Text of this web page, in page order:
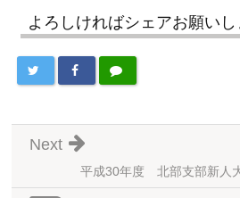
よろしければシェアお願いし
平成30年度 北部支部新人
Next